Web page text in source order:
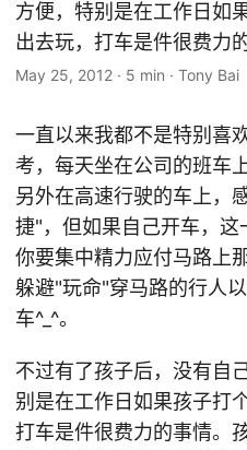
方便，特别是在工作日如
出去玩，打车是件很费力
May 25, 2012 · 5 min · Tony Bai
一直以来我都不是特别喜
考，每天坐在公司的班车
另外在高速行驶的车上，
捷"，但如果自己开车，
你要集中精力应付马路上
躲避"玩命"穿马路的行人
车^_^。
不过有了孩子后，没有自
别是在工作日如果孩子打
打车是件很费力的事情。